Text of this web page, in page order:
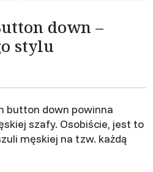
down –
stylu
button down powinna
szafy. Osobiście, jest to
męskiej na tzw. każdą